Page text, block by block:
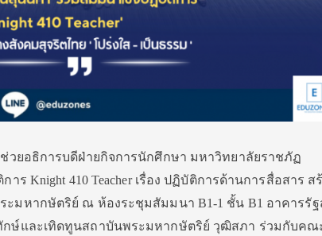
วยอธิการบดีฝ่ายกิจการนักศึกษา มหาวิทยาลัยราชภัฏ
ร Knight 410 Teacher เรื่อง ปฏิบัติการด้านการสื่อสาร ส
มหากษัตริย์ ณ ห้องระชุมสัมมนา B1-1 ชั้น B1 อาคารรัฐ
ษ์และเทิดทูนสถาบันพระมหากษัตริย์ วุฒิสภา ร่วมกับคณ